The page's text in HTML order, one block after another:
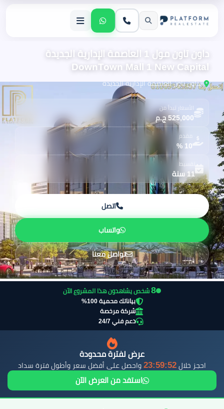
داون تاون مول 1 العاصمة الإدارية الجديدة
DownTown Mall 1 New Capital
الداون تاون العاصمة الإدارية الجديدة
الأسعار تبدأ من
525,000 ج.م
مقدم
10 %
تقسيط
11 سنة
اتصل
واتساب
تواصل معنا
7 شخص يشاهدون هذا المشروع الآن
بياناتك محمية 100%
شركة مرخصة
دعم فني 24/7
عرض لفترة محدودة
احجز خلال 23:59:51 واحصل على أفضل سعر وأطول فترة سداد
استفد من العرض الآن